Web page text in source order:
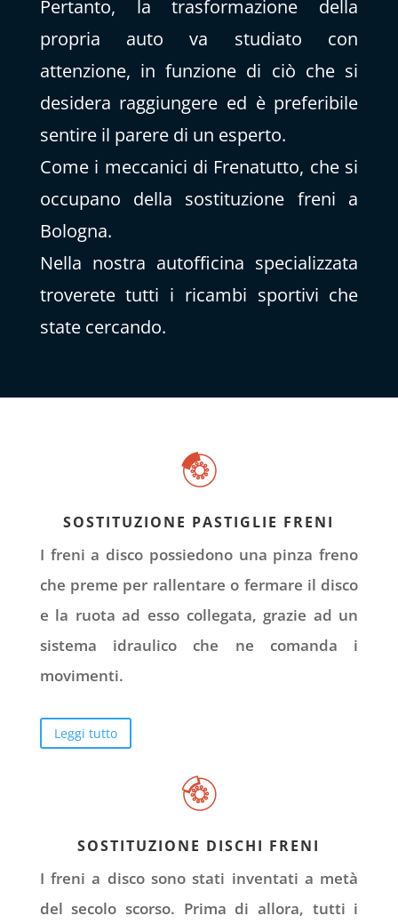
Pertanto, la trasformazione della
propria auto va studiato con
attenzione, in funzione di ciò che si
desidera raggiungere ed è preferibile
sentire il parere di un esperto.
Come i meccanici di Frenatutto, che si
occupano della sostituzione freni a
Bologna.
Nella nostra autofficina specializzata
troverete tutti i ricambi sportivi che
state cercando.
SOSTITUZIONE PASTIGLIE FRENI
I freni a disco possiedono una pinza freno
che preme per rallentare o fermare il disco
e la ruota ad esso collegata, grazie ad un
sistema idraulico che ne comanda i
movimenti.
Leggi tutto
SOSTITUZIONE DISCHI FRENI
I freni a disco sono stati inventati a metà
del secolo scorso. Prima di allora, tutti i